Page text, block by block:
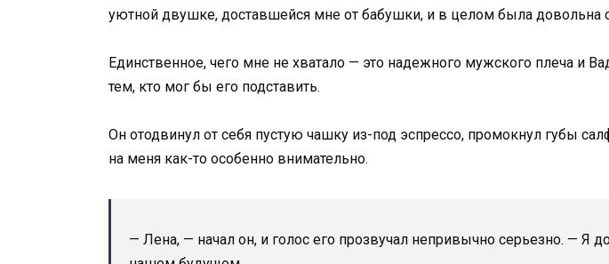
уютной двушке, доставшейся мне от бабушки, и в целом была довольна
Единственное, чего мне не хватало — это надежного мужского плеча и
тем, кто мог бы его подставить.
Он отодвинул от себя пустую чашку из-под эспрессо, промокнул губы
на меня как-то особенно внимательно.
— Лена, — начал он, и голос его прозвучал непривычно серьезно. — Я